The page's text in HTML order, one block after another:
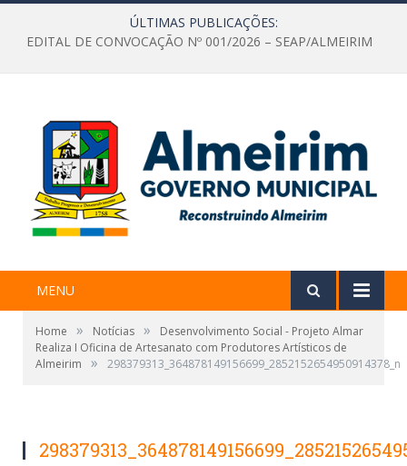
ÚLTIMAS PUBLICAÇÕES:
EDITAL DE CONVOCAÇÃO Nº 001/2026 – SEAP/ALMEIRIM
MENU
Home » Notícias »
Desenvolvimento Social - Projeto Almar
Realiza I Oficina de Artesanato com Produtores Artísticos de
Almeirim
» 298379313_364878149156699_2852152654950914378_n